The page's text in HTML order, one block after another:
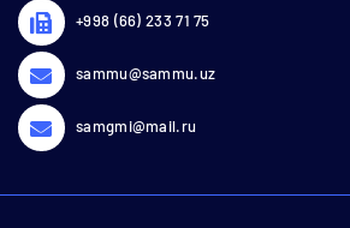
+998 (66) 233 71 75
sammu@sammu.uz
samgmi@mail.ru